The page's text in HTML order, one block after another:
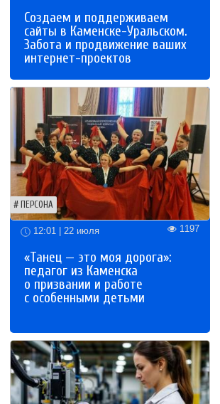
Создаем и поддерживаем
сайты в Каменске-Уральском.
Забота и продвижение ваших
интернет-проектов
ПЕРСОНА
12:01 | 22 июля 1197
«Танец — это моя дорога»:
педагог из Каменска
о призвании и работе
с особенными детьми